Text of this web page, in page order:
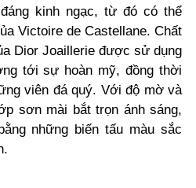
kinh ngạc, từ đó có thể
Victoire de Castellane. Chất
Dior Joaillerie được sử dụng
tới sự hoàn mỹ, đồng thời
viên đá quý. Với độ mờ và
sơn mài bắt trọn ánh sáng,
những biến tấu màu sắc